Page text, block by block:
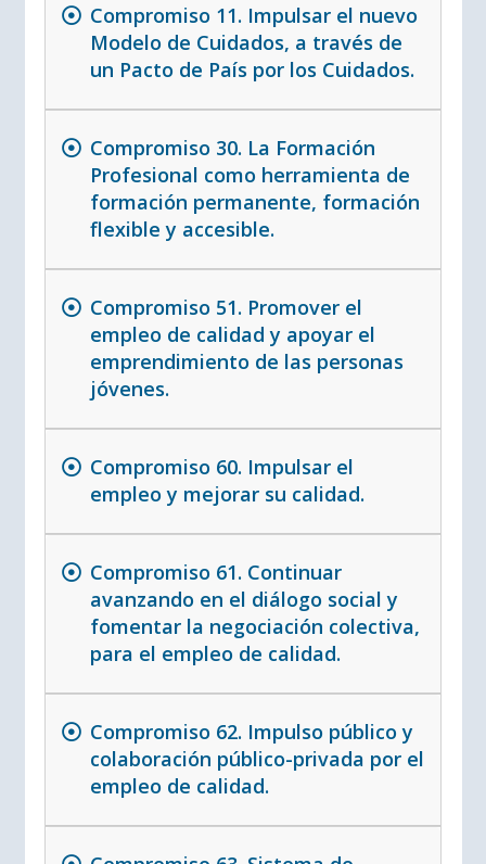
Compromiso 11. Impulsar el nuevo
Modelo de Cuidados, a través de
un Pacto de País por los Cuidados.
Compromiso 30. La Formación
Profesional como herramienta de
formación permanente, formación
flexible y accesible.
Compromiso 51. Promover el
empleo de calidad y apoyar el
emprendimiento de las personas
jóvenes.
Compromiso 60. Impulsar el
empleo y mejorar su calidad.
Compromiso 61. Continuar
avanzando en el diálogo social y
fomentar la negociación colectiva,
para el empleo de calidad.
Compromiso 62. Impulso público y
colaboración público-privada por el
empleo de calidad.